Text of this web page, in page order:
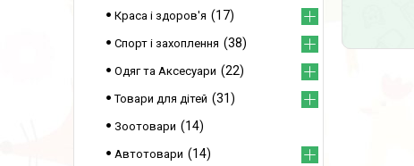
Краса і здоров'я 17
Спорт і захоплення 38
Одяг та Аксесуари 22
Товари для дітей 31
Зоотовари 14
Автотовари 14